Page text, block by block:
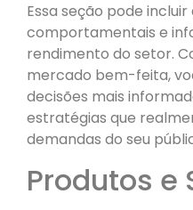
Essa seção pode
comportamentais e
rendimento do setor.
mercado bem-feita,
decisões mais
estratégias que
demandas do seu
Produtos e